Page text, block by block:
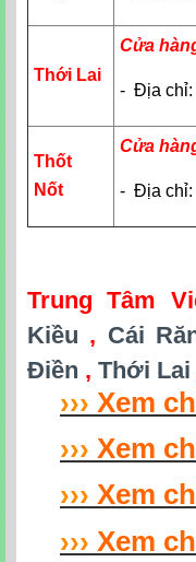
Thới Lai
Cửa
- Địa chỉ:
Thốt
Nốt
Cửa
- Địa chỉ:
Trung Tâm
Kiều , Cái
Điền , Thới Lai
››› Xem
››› Xem
››› Xem
››› Xem